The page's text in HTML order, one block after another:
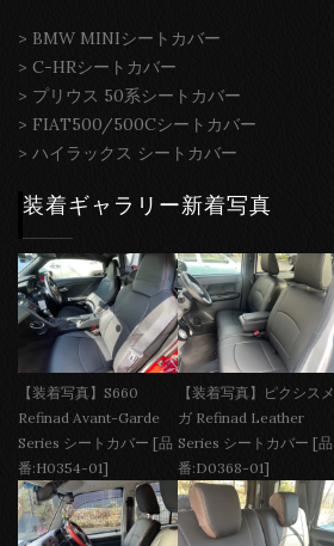
> BMW MINIシートカバー
> C-HRシートカバー
> プリウス 50系シートカバー
> FIAT500/500Cシートカバー
> ハイラックス シートカバー
装着ギャラリー新着写真
【装着写真】S660
Refinad Avant-Garde
Series シートカバー [品
番:H0354-01]
【装着写真】ピクシスメ
ガ Refinad Leather
Series シートカバー [品
番:D0368-01]